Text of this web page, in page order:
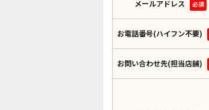
メールアドレス 必須
お電話番号(ハイフン不要)
お問い合わせ先(担当店舗)